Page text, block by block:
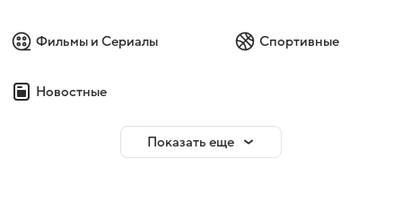
Фильмы и Сериалы Спортивные
Новостные
Показать еще